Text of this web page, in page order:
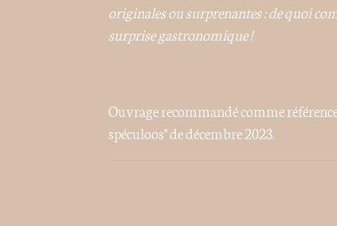
originales ou surprenantes : de quoi
surprise gastronomique !
Ouvrage recommandé comme
spéculoos" de décembre 2023.